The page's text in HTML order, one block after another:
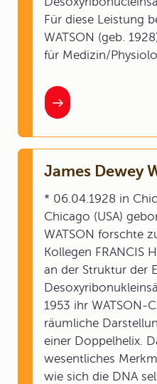
Für diese Leistung
WATSON (geb.
für Medizin/
James Dewey
* 06.04.1928 in
Chicago (USA)
WATSON forschte
Kollegen FRANCIS
an der Struktur der
1953 ihr WATSON-
räumliche
einer Doppelhelix.
wesentliches
wie sich die DNA